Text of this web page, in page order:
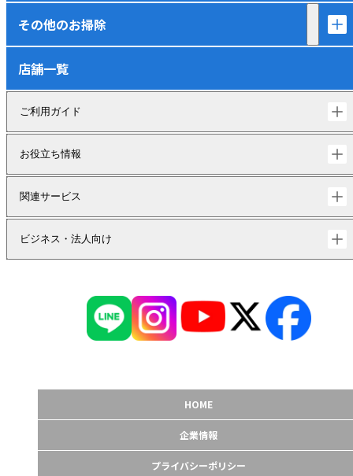
その他のお掃除
店舗一覧
ご利用ガイド
お役立ち情報
関連サービス
ビジネス・法人向け
HOME
企業情報
プライバシーポリシー